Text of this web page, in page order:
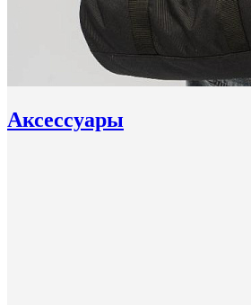
Аксессуары